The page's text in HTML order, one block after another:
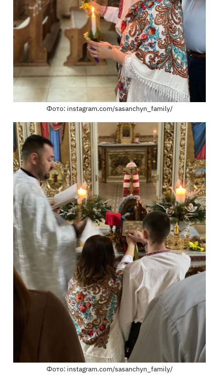
Фото: instagram.com/sasanchyn_family/
Фото: instagram.com/sasanchyn_family/